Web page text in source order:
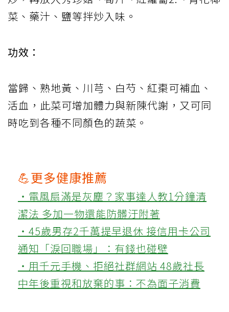
菜、藥汁、鹽等拌炒入味。
功效：
當歸、熟地黃、川芎、白芍、紅棗可補血、
活血，此菜可增加體力與新陳代謝，又可同
時吃到各種不同顏色的蔬菜。
💪更多健康推薦
‧電風扇滿是灰塵？家事達人教1分鐘清
潔法 多加一物還能防髒汙附著
‧45歲男存2千萬提早退休 接信用卡公司
通知「淚回職場」：有錢也碰壁
‧用千元手機、拒絕社群網站 48歲社長
中年後重視和放棄的事：不為面子消費